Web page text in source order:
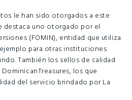
le han sido otorgados a este
destaca uno otorgado por el
(FOMIN), entidad que utiliza
para otras instituciones
También los sellos de calidad
Treasures, los que
del servicio brindado por La